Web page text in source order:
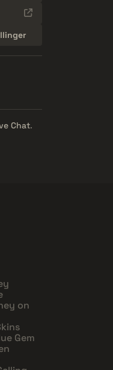
Chat.
on
Gem